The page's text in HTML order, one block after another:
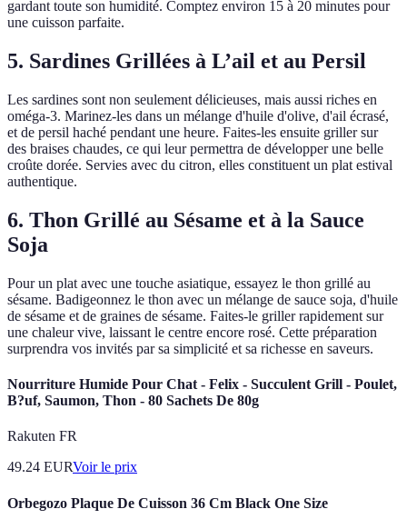
gardant toute son humidité. Comptez environ 15 à 20 minutes pour
une cuisson parfaite.
5. Sardines Grillées à L’ail et au Persil
Les sardines sont non seulement délicieuses, mais aussi riches en
oméga-3. Marinez-les dans un mélange d'huile d'olive, d'ail écrasé,
et de persil haché pendant une heure. Faites-les ensuite griller sur
des braises chaudes, ce qui leur permettra de développer une belle
croûte dorée. Servies avec du citron, elles constituent un plat estival
authentique.
6. Thon Grillé au Sésame et à la Sauce
Soja
Pour un plat avec une touche asiatique, essayez le thon grillé au
sésame. Badigeonnez le thon avec un mélange de sauce soja, d'huile
de sésame et de graines de sésame. Faites-le griller rapidement sur
une chaleur vive, laissant le centre encore rosé. Cette préparation
surprendra vos invités par sa simplicité et sa richesse en saveurs.
Nourriture Humide Pour Chat - Felix - Succulent Grill - Poulet,
B?uf, Saumon, Thon - 80 Sachets De 80g
Rakuten FR
49.24 EURVoir le prix
Orbegozo Plaque De Cuisson 36 Cm Black One Size